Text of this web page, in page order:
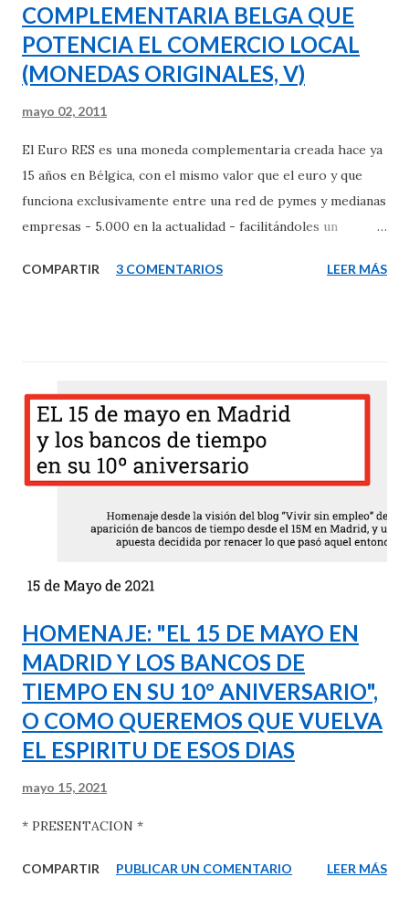
COMPLEMENTARIA BELGA QUE
POTENCIA EL COMERCIO LOCAL
(MONEDAS ORIGINALES, V)
mayo 02, 2011
El Euro RES es una moneda complementaria creada hace ya
15 años en Bélgica, con el mismo valor que el euro y que
funciona exclusivamente entre una red de pymes y medianas
empresas - 5.000 en la actualidad - facilitándoles un
sus negocios entre sí - todo fiscalmente transparente -
proyecto al público en general. Jurídicamente son una
cooperativa y la moneda que utilizan es exclusivamente
electrónica, utilizándose una tarjeta que facilita las
transacciones entre los miembros además de otros medios
como el teléfono o mediante transferencias entre las
cuentas de depósitos en Euro RES de sus clientes en una
posibilidad de poder u...
COMPARTIR 3 COMENTARIOS LEER MÁS
HOMENAJE: "EL 15 DE MAYO EN
MADRID Y LOS BANCOS DE
TIEMPO EN SU 10º ANIVERSARIO",
O COMO QUEREMOS QUE VUELVA
EL ESPIRITU DE ESOS DIAS
mayo 15, 2021
* PRESENTACION *
COMPARTIR PUBLICAR UN COMENTARIO LEER MÁS